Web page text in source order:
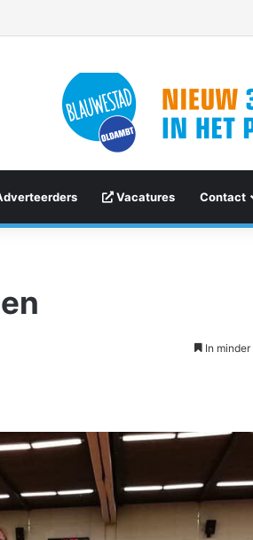
Vacatures Contact
In